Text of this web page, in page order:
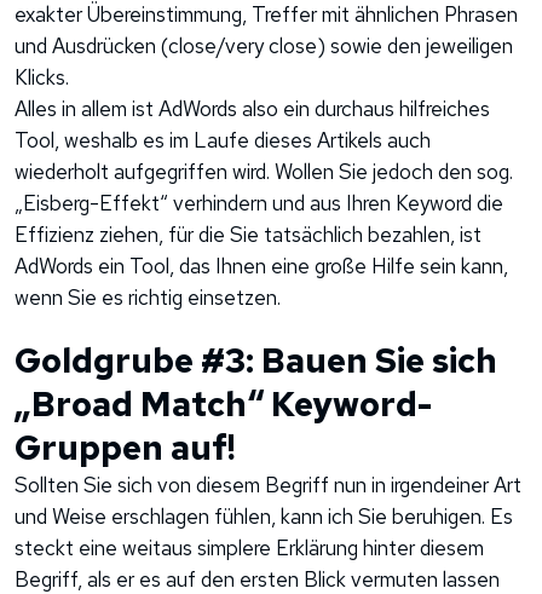
exakter Übereinstimmung, Treffer mit ähnlichen Phrasen
und Ausdrücken (close/very close) sowie den jeweiligen
Klicks.
Alles in allem ist AdWords also ein durchaus hilfreiches
Tool, weshalb es im Laufe dieses Artikels auch
wiederholt aufgegriffen wird. Wollen Sie jedoch den sog.
„Eisberg-Effekt“ verhindern und aus Ihren Keyword die
Effizienz ziehen, für die Sie tatsächlich bezahlen, ist
AdWords ein Tool, das Ihnen eine große Hilfe sein kann,
wenn Sie es richtig einsetzen.
Goldgrube #3: Bauen Sie sich
„Broad Match“ Keyword-
Gruppen auf!
Sollten Sie sich von diesem Begriff nun in irgendeiner Art
und Weise erschlagen fühlen, kann ich Sie beruhigen. Es
steckt eine weitaus simplere Erklärung hinter diesem
Begriff, als er es auf den ersten Blick vermuten lassen